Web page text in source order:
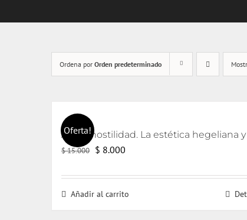
Ordena por Orden predeterminado
Oferta!
$15.000 El
original
era:
$ 8.000
actual
es:
Añadir al carrito